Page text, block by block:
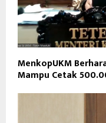
MenkopUKM
Mampu Cetak